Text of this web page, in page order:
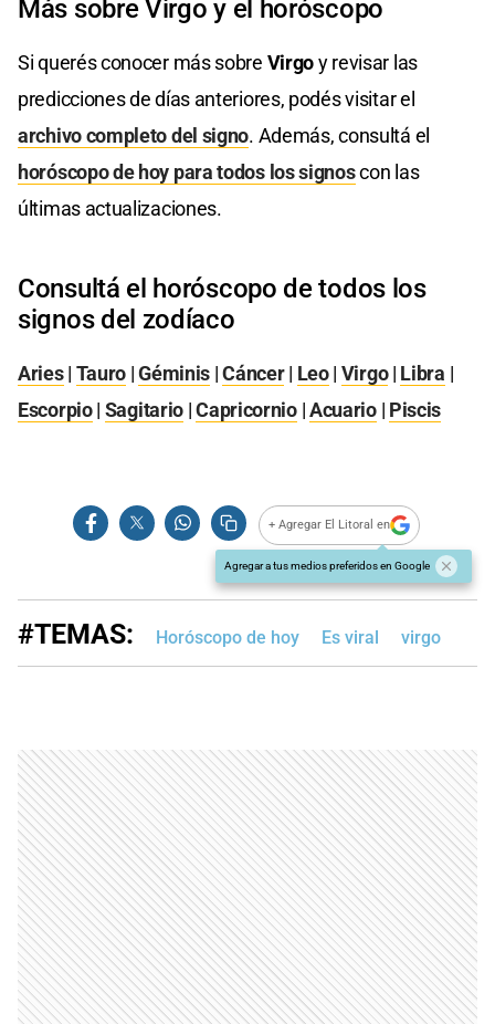
Más sobre Virgo y el horóscopo
Si querés conocer más sobre Virgoy revisar las
predicciones de días anteriores, podés visitar el
archivo completo del signo. Además, consultá el
horóscopo de hoy para todos los signoscon las
últimas actualizaciones.
Consultá el horóscopo de todos los
signos del zodíaco
Aries| Tauro |Géminis |Cáncer| Leo| Virgo| Libra |
Escorpio| Sagitario |Capricornio|Acuario| Piscis
+ Agregar El Litoral en
Agregar a tus medios preferidos en Google
#TEMAS: Horóscopo de hoy Es viral virgo